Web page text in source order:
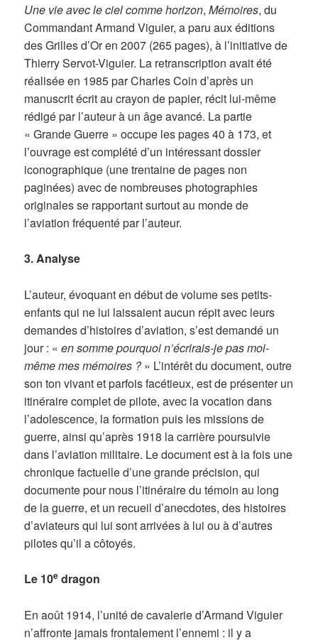
Une vie avec le ciel comme horizon,Mémoires, du
Commandant Armand Viguier, a paru aux éditions
des Grilles d’Or en 2007 (265 pages), à l’initiative de
Thierry Servot-Viguier. La retranscription avait été
réalisée en 1985 par Charles Coin d’après un
manuscrit écrit au crayon de papier, récit lui-même
rédigé par l’auteur à un âge avancé. La partie
« Grande Guerre » occupe les pages 40 à 173, et
l’ouvrage est complété d’un intéressant dossier
iconographique (une trentaine de pages non
paginées) avec de nombreuses photographies
originales se rapportant surtout au monde de
l’aviation fréquenté par l’auteur.
3. Analyse
L’auteur, évoquant en début de volume ses petits-
enfants qui ne lui laissaient aucun répit avec leurs
demandes d’histoires d’aviation, s’est demandé un
jour : «en somme pourquoi n’écrirais-je pas moi-
même mes mémoires ?» L’intérêt du document, outre
son ton vivant et parfois facétieux, est de présenter un
itinéraire complet de pilote, avec la vocation dans
l’adolescence, la formation puis les missions de
guerre, ainsi qu’après 1918 la carrière poursuivie
dans l’aviation militaire. Le document est à la fois une
chronique factuelle d’une grande précision, qui
documente pour nous l’itinéraire du témoin au long
de la guerre, et un recueil d’anecdotes, des histoires
d’aviateurs qui lui sont arrivées à lui ou à d’autres
pilotes qu’il a côtoyés.
Le 10e dragon
En août 1914, l’unité de cavalerie d’Armand Viguier
n’affronte jamais frontalement l’ennemi : il y a